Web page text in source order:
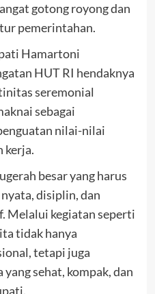
gotong royong dan
pemerintahan.
Hamartoni
HUT RI hendaknya
seremonial
sebagai
nilai-nilai
kerja.
besar yang harus
disiplin, dan
Melalui kegiatan seperti
tidak hanya
tetapi juga
sehat, kompak, dan